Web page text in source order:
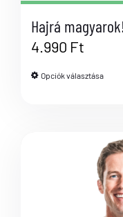
Hajrá
4.990 Ft
Opciók választása